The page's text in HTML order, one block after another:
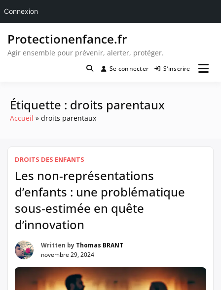
contenu
Protectionenfance.fr
Agir ensemble pour prévenir, alerter, protéger.
Se connecter S’inscrire
Étiquette : droits parentaux
Accueil droits parentaux
DROITS DES ENFANTS
Les non-représentations
d’enfants : une problématique
sous-estimée en quête
d’innovation
Written by Thomas BRANT
novembre 29, 2024
Connexion